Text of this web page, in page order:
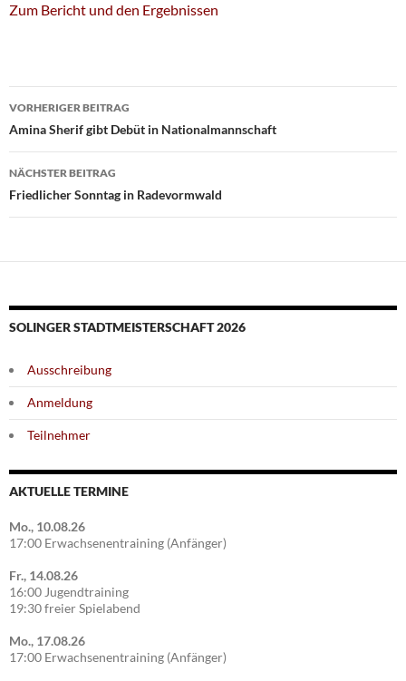
Zum Bericht und den Ergebnissen
Beitragsnavigation
VORHERIGER BEITRAG
Amina Sherif gibt Debüt in Nationalmannschaft
NÄCHSTER BEITRAG
Friedlicher Sonntag in Radevormwald
SOLINGER STADTMEISTERSCHAFT 2026
Ausschreibung
Anmeldung
Teilnehmer
AKTUELLE TERMINE
Mo., 10.08.26
17:00 Erwachsenentraining (Anfänger)
Fr., 14.08.26
16:00 Jugendtraining
19:30 freier Spielabend
Mo., 17.08.26
17:00 Erwachsenentraining (Anfänger)